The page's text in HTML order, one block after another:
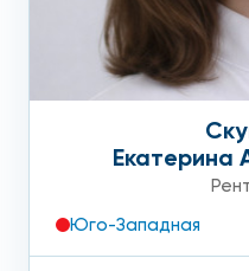
Екатерина
Юго-Западная